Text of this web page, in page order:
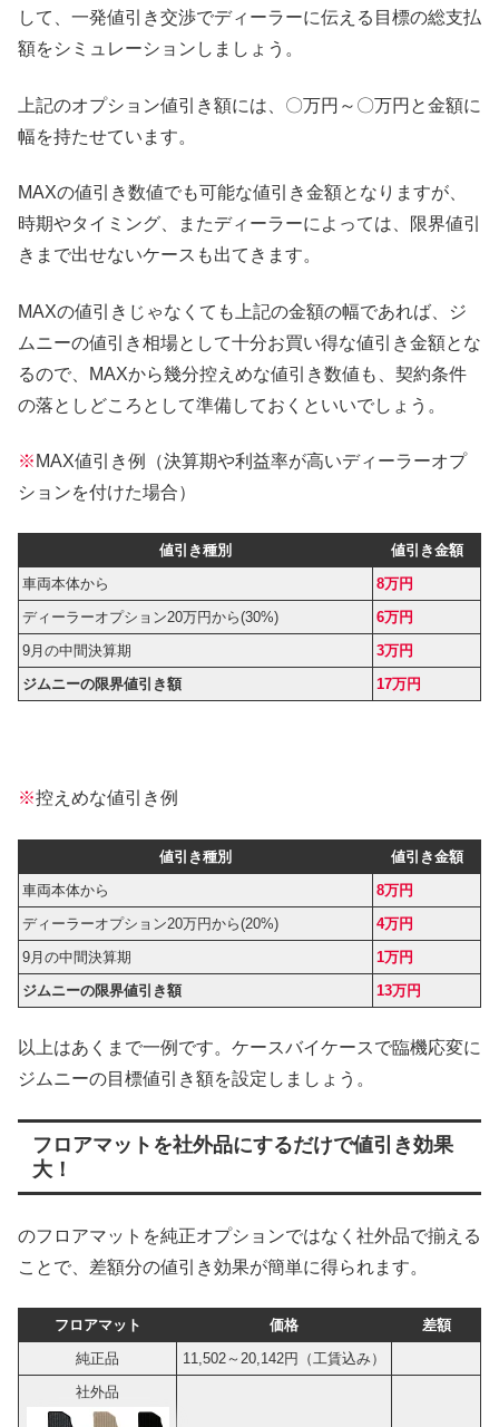
して、一発値引き交渉でディーラーに伝える目標の総支払
額をシミュレーションしましょう。
上記のオプション値引き額には、〇万円～〇万円と金額に
幅を持たせています。
MAXの値引き数値でも可能な値引き金額となりますが、
時期やタイミング、またディーラーによっては、限界値引
きまで出せないケースも出てきます。
MAXの値引きじゃなくても上記の金額の幅であれば、ジ
ムニーの値引き相場として十分お買い得な値引き金額とな
るので、MAXから幾分控えめな値引き数値も、契約条件
の落としどころとして準備しておくといいでしょう。
※ MAX値引き例（決算期や利益率が高いディーラーオプ
ションを付けた場合）
値引き種別
値引き金額
車両本体から
8万円
ディーラーオプション20万円から(30%)
6万円
9月の中間決算期
3万円
ジムニーの限界値引き額
17万円
※控えめな値引き例
値引き種別
値引き金額
車両本体から
8万円
ディーラーオプション20万円から(20%)
4万円
9月の中間決算期
1万円
ジムニーの限界値引き額
13万円
以上はあくまで一例です。ケースバイケースで臨機応変に
ジムニーの目標値引き額を設定しましょう。
フロアマットを社外品にするだけで値引き効果
大！
のフロアマットを純正オプションではなく社外品で揃える
ことで、差額分の値引き効果が簡単に得られます。
フロアマット 価格
差額
純正品
11,502～20,142円（工賃込み）
社外品